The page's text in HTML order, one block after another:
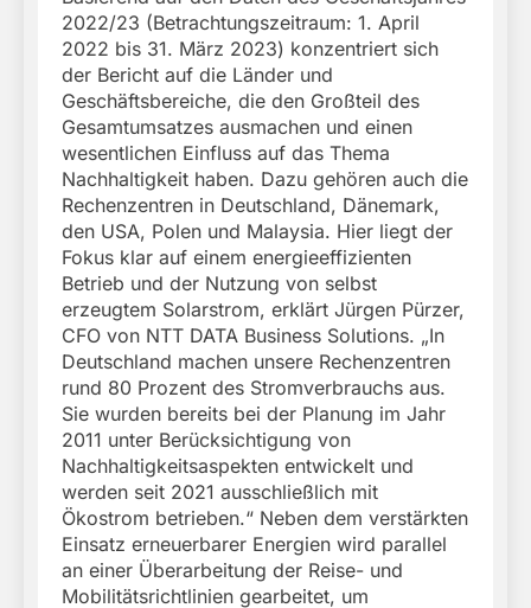
2022/23 (Betrachtungszeitraum: 1. April
2022 bis 31. März 2023) konzentriert sich
der Bericht auf die Länder und
Geschäftsbereiche, die den Großteil des
Gesamtumsatzes ausmachen und einen
wesentlichen Einfluss auf das Thema
Nachhaltigkeit haben. Dazu gehören auch die
Rechenzentren in Deutschland, Dänemark,
den USA, Polen und Malaysia. Hier liegt der
Fokus klar auf einem energieeffizienten
Betrieb und der Nutzung von selbst
erzeugtem Solarstrom, erklärt Jürgen Pürzer,
CFO von NTT DATA Business Solutions. „In
Deutschland machen unsere Rechenzentren
rund 80 Prozent des Stromverbrauchs aus.
Sie wurden bereits bei der Planung im Jahr
2011 unter Berücksichtigung von
Nachhaltigkeitsaspekten entwickelt und
werden seit 2021 ausschließlich mit
Ökostrom betrieben.“ Neben dem verstärkten
Einsatz erneuerbarer Energien wird parallel
an einer Überarbeitung der Reise- und
Mobilitätsrichtlinien gearbeitet, um